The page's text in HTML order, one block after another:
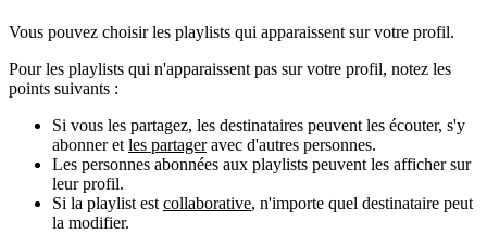
Vous pouvez choisir les playlists qui apparaissent sur votre profil.
Pour les playlists qui n'apparaissent pas sur votre profil, notez les
points suivants :
Si vous les partagez, les destinataires peuvent les écouter, s'y
abonner et les partageravec d'autres personnes.
Les personnes abonnées aux playlists peuvent les afficher sur
leur profil.
Si la playlist est collaborative, n'importe quel destinataire peut
la modifier.